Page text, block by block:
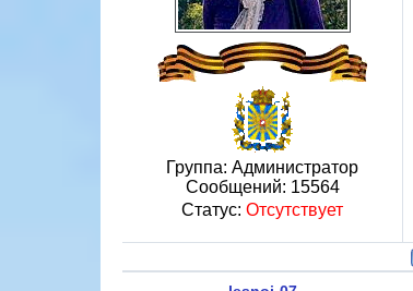
Группа: Администратор
Сообщений: 15564
Статус: Отсутствует